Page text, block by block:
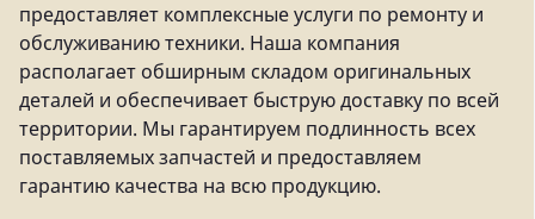
предоставляет комплексные услуги по ремонту и
обслуживанию техники. Наша компания
располагает обширным складом оригинальных
деталей и обеспечивает быструю доставку по всей
территории. Мы гарантируем подлинность всех
поставляемых запчастей и предоставляем
гарантию качества на всю продукцию.